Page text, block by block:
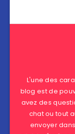
L'une des
blog est de
avez des
chat ou tout
envoyer